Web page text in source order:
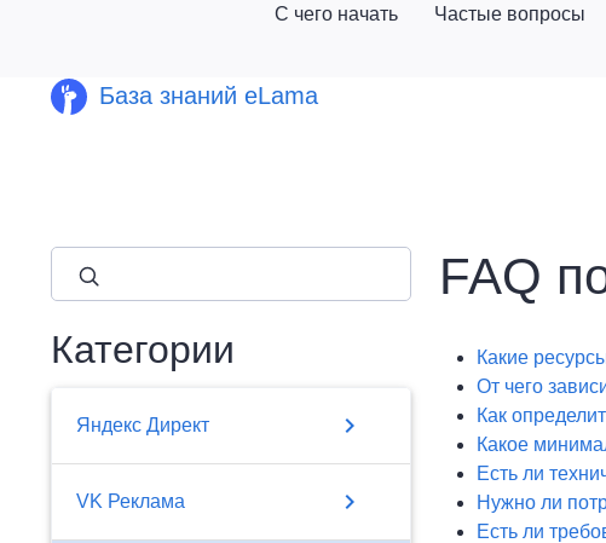
База знаний eLama
С чего начать Частые вопросы
Категории
Яндекс Директ chevron_right
VK Реклама chevron_right
FAQ
Какие
От чего
Как
Какое
Есть ли
Нужно ли
Есть ли